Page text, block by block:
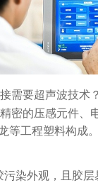
需要超声波技术 ？
密的压感元件、
等工程塑料构成
污染外观，且胶